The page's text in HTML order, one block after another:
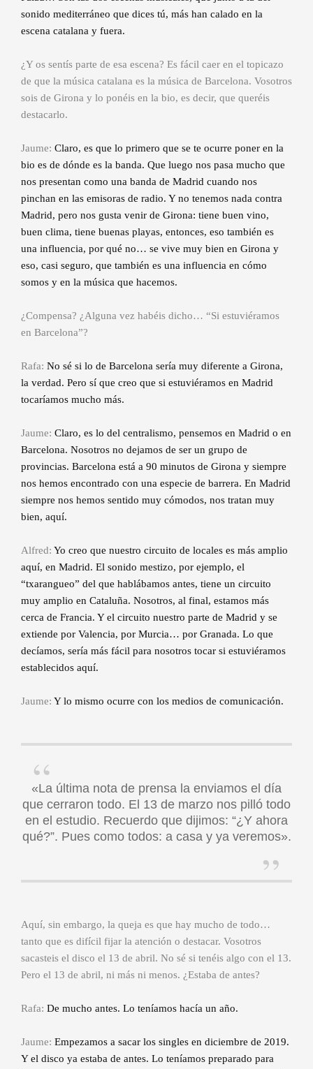
sonido mediterráneo que dices tú, más han calado en la
escena catalana y fuera.
¿Y os sentís parte de esa escena? Es fácil caer en el topicazo
de que la música catalana es la música de Barcelona. Vosotros
sois de Girona y lo ponéis en la bio, es decir, que queréis
destacarlo.
Jaume: Claro, es que lo primero que se te ocurre poner en la
bio es de dónde es la banda. Que luego nos pasa mucho que
nos presentan como una banda de Madrid cuando nos
pinchan en las emisoras de radio. Y no tenemos nada contra
Madrid, pero nos gusta venir de Girona: tiene buen vino,
buen clima, tiene buenas playas, entonces, eso también es
una influencia, por qué no… se vive muy bien en Girona y
eso, casi seguro, que también es una influencia en cómo
somos y en la música que hacemos.
¿Compensa? ¿Alguna vez habéis dicho… “Si estuviéramos
en Barcelona”?
Rafa: No sé si lo de Barcelona sería muy diferente a Girona,
la verdad. Pero sí que creo que si estuviéramos en Madrid
tocaríamos mucho más.
Jaume: Claro, es lo del centralismo, pensemos en Madrid o en
Barcelona. Nosotros no dejamos de ser un grupo de
provincias. Barcelona está a 90 minutos de Girona y siempre
nos hemos encontrado con una especie de barrera. En Madrid
siempre nos hemos sentido muy cómodos, nos tratan muy
bien, aquí.
Alfred: Yo creo que nuestro circuito de locales es más amplio
aquí, en Madrid. El sonido mestizo, por ejemplo, el
“txarangueo” del que hablábamos antes, tiene un circuito
muy amplio en Cataluña. Nosotros, al final, estamos más
cerca de Francia. Y el circuito nuestro parte de Madrid y se
extiende por Valencia, por Murcia… por Granada. Lo que
decíamos, sería más fácil para nosotros tocar si estuviéramos
establecidos aquí.
Jaume: Y lo mismo ocurre con los medios de comunicación.
«La última nota de prensa la enviamos el día
que cerraron todo. El 13 de marzo nos pilló todo
en el estudio. Recuerdo que dijimos: “¿Y ahora
qué?”. Pues como todos: a casa y ya veremos».
Aquí, sin embargo, la queja es que hay mucho de todo…
tanto que es difícil fijar la atención o destacar. Vosotros
sacasteis el disco el 13 de abril. No sé si tenéis algo con el 13.
Pero el 13 de abril, ni más ni menos. ¿Estaba de antes?
Rafa: De mucho antes. Lo teníamos hacía un año.
Jaume: Empezamos a sacar los singles en diciembre de 2019.
Y el disco ya estaba de antes. Lo teníamos preparado para